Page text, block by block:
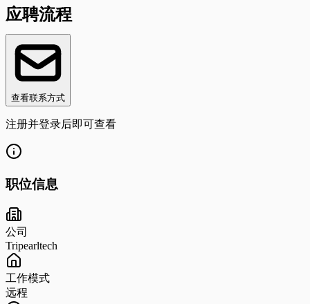
应聘流程
查看联系方式
注册并登录后即可查看
职位信息
公司
Tripearltech
工作模式
远程